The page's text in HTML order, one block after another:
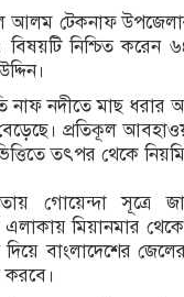
টেকনাফ
নিশ্চিত করেন
নাফ নদীতে মাছ ধরার
প্রতিকূল
তৎপর থেকে
গোয়েন্দা সূত্রে
এলাকায় মিয়ানমার
দিয়ে বাংলাদেশের
করবে।